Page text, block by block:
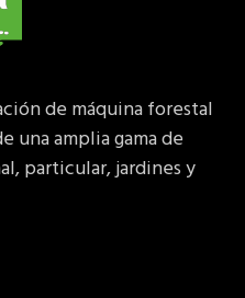
de máquina forestal
una amplia gama de
particular, jardines y